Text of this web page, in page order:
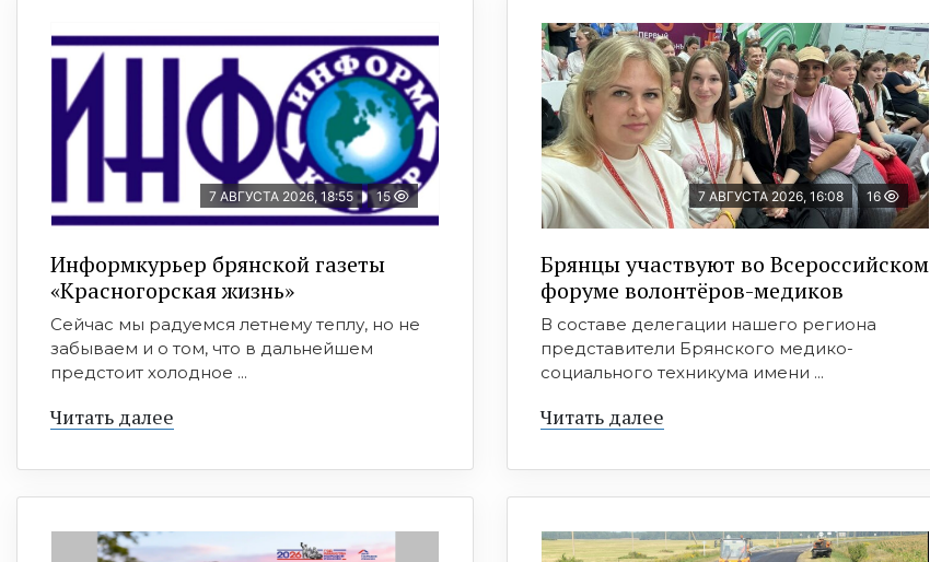
7 АВГУСТА 2026, 18:55 15
Информкурьер брянской газеты
«Красногорская жизнь»
Сейчас мы радуемся летнему теплу, но не
забываем и о том, что в дальнейшем
предстоит холодное ...
Читать далее
7 АВГУСТА 2026, 16:08 16
Брянцы участвуют во Всероссийском
форуме волонтёров-медиков
В составе делегации нашего региона
представители Брянского медико-
социального техникума имени ...
Читать далее